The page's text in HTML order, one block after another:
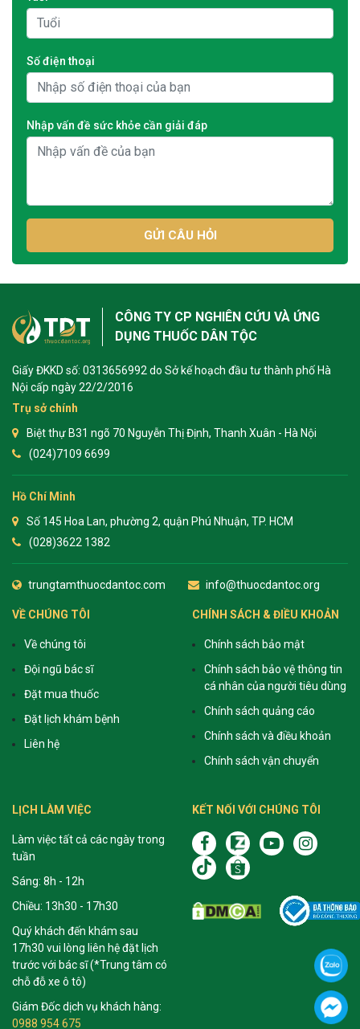
Số điện thoại
Nhập vấn đề sức khỏe cần giải đáp
GỬI CÂU HỎI
CÔNG TY CP NGHIÊN CỨU VÀ ỨNG
DỤNG THUỐC DÂN TỘC
Giấy ĐKKD số: 0313656992 do Sở kế hoạch đầu tư thành phố Hà
Nội cấp ngày 22/2/2016
Trụ sở chính
Biệt thự B31 ngõ 70 Nguyễn Thị Định, Thanh Xuân - Hà Nội
(024)7109 6699
Hồ Chí Minh
Số 145 Hoa Lan, phường 2, quận Phú Nhuận, TP. HCM
(028)3622 1382
trungtamthuocdantoc.com info@thuocdantoc.org
VỀ CHÚNG TÔI
Về chúng tôi
Đội ngũ bác sĩ
Đặt mua thuốc
Đặt lịch khám bệnh
Liên hệ
CHÍNH SÁCH & ĐIỀU KHOẢN
Chính sách bảo mật
Chính sách bảo vệ thông tin
cá nhân của người tiêu dùng
Chính sách quảng cáo
Chính sách và điều khoản
Chính sách vận chuyển
LỊCH LÀM VIỆC
Làm việc tất cả các ngày trong
tuần
Sáng: 8h - 12h
Chiều: 13h30 - 17h30
Quý khách đến khám sau
17h30 vui lòng liên hệ đặt lịch
trước với bác sĩ (*Trung tâm có
chỗ đỗ xe ô tô)
Giám Đốc dịch vụ khách hàng:
0988 954 675
KẾT NỐI VỚI CHÚNG TÔI